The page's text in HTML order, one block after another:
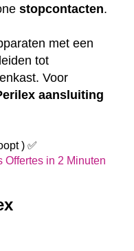
stopcontacten.
met een
tot
Voor
aansluiting
) ✅
in 2 Minuten